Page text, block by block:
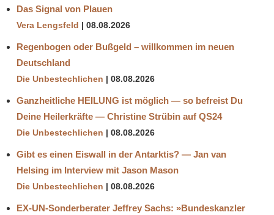
Das Signal von Plauen
Vera Lengsfeld 08.08.2026
Regenbogen oder Bußgeld – willkommen im neuen
Deutschland
Die Unbestechlichen 08.08.2026
Ganzheitliche HEILUNG ist möglich — so befreist Du
Deine Heilerkräfte — Christine Strübin auf QS24
Die Unbestechlichen 08.08.2026
Gibt es einen Eiswall in der Antarktis? — Jan van
Helsing im Interview mit Jason Mason
Die Unbestechlichen 08.08.2026
EX-UN-Sonderberater Jeffrey Sachs: »Bundeskanzler